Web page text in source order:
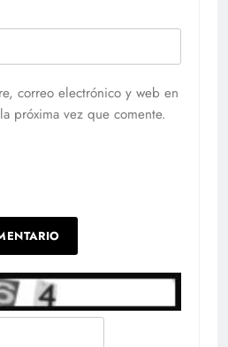
correo electrónico y web en
próxima vez que comente.